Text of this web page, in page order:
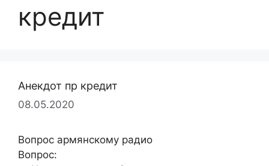
кредит
Анекдот пр кредит
08.05.2020
Вопрос армянскому радио
Вопрос: